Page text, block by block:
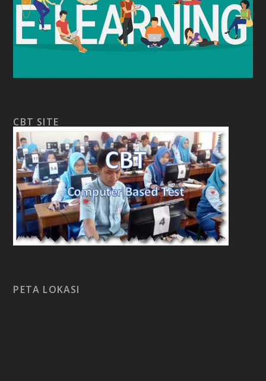
CBT SITE
PETA LOKASI